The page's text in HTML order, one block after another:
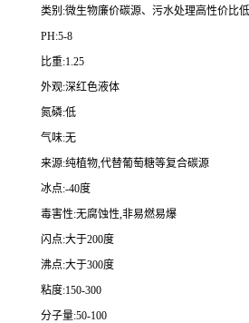
类别:微生物廉价碳源、污水处理高性价比
PH:5-8
比重:1.25
外观:深红色液体
氮磷:低
气味:无
来源:纯植物,代替葡萄糖等复合碳源
冰点:-40度
毒害性:无腐蚀性,非易燃易爆
闪点:大于200度
沸点:大于300度
粘度:150-300
分子量:50-100